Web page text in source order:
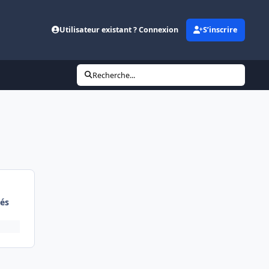
Utilisateur existant ? Connexion S’inscrire
Recherche...